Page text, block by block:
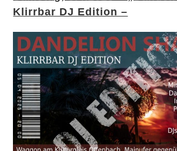
Klirrbar DJ Edition –